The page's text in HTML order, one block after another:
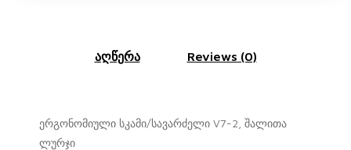
აღწერა Reviews (0)
ერგონომიული სკამი/სავარძელი V7-2, შალითა
ლურჯი